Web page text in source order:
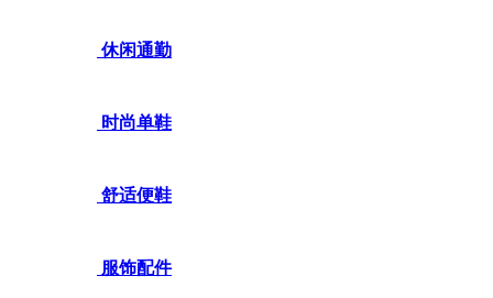
休闲通勤
时尚单鞋
舒适便鞋
服饰配件